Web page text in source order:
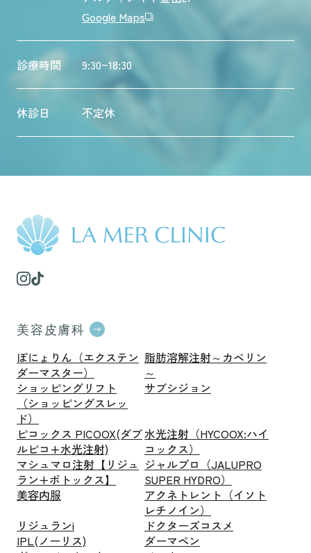
Google Maps
診療時間 9:30~18:30
休診日 不定休
美容皮膚科
ぽにょりん（エクステン
ダーマスター）
脂肪溶解注射～カベリン
～
ショッピングリフト
（ショッピングスレッ
ド）
サブシジョン
ピコックス PICOOX(ダブ
ルピコ+水光注射)
水光注射（HYCOOX:ハイ
コックス）
マシュマロ注射【リジュ
ラン+ボトックス】
ジャルプロ（JALUPRO
SUPER HYDRO）
美容内服
アクネトレント（イソト
レチノイン）
リジュランi
ドクターズコスメ
IPL(ノーリス)
ダーマペン